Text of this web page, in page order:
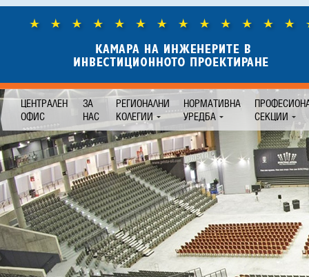
ЦЕНТРАЛЕН
ОФИС
ЗА
НАС
РЕГИОНАЛНИ
КОЛЕГИИ
НОРМАТИВНА
УРЕДБА
СЕКЦИИ